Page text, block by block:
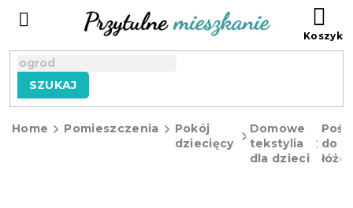
SZUKAJ
Home Pomieszczenia
Pokój
dziecięcy
Domowe
tekstylia
dla dzieci
do